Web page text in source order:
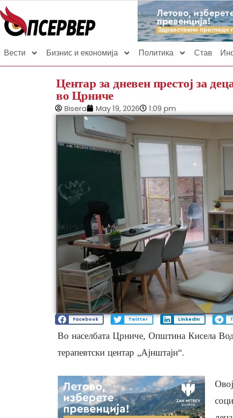
Вести Бизнис и економија Политика Став
Центар за дневен престој за
во Црниче
Bisera May 19, 2026 1:09 pm
Facebook Twitter LinkedIn
Во населбата Црниче, Општина Кисела
терапевтски центар „Ајнштајн“.